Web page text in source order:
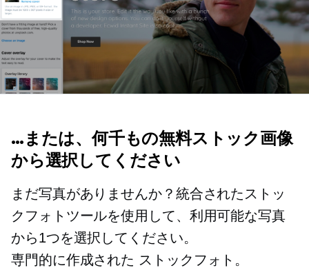
…または、何千もの無料ストック画像
から選択してください
まだ写真がありませんか？統合されたストッ
クフォトツールを使用して、利用可能な写真
から1つを選択してください。
専門的に作成された ストックフォト。